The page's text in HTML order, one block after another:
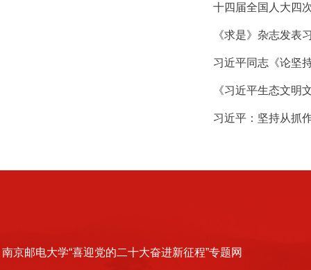
十四届全国人大四
《求是》杂志发表
习近平同志《论坚
《习近平生态文明
习近平：坚持从抓
南京邮电大学“喜迎党的二十大奋进新征程”专题网